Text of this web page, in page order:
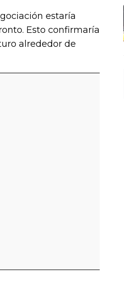
estaría
Esto confirmaría
alrededor de